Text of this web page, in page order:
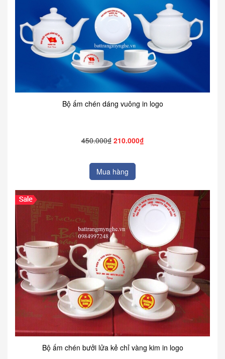
Bộ ấm chén dáng vuông in logo
450.000₫ 210.000₫
Mua hàng
Bộ ấm chén bưởi lửa kẻ chỉ vàng kim in logo